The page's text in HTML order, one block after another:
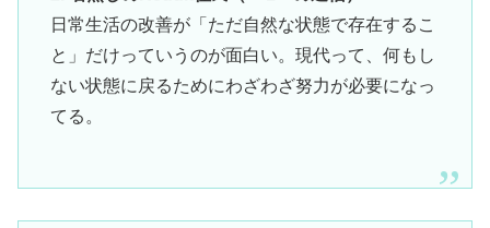
日常生活の改善が「ただ自然な状態で存在するこ
と」だけっていうのが面白い。現代って、何もし
ない状態に戻るためにわざわざ努力が必要になっ
てる。